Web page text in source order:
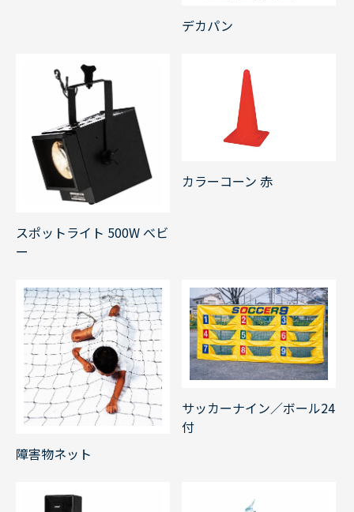
デカパン
スポットライト 500W べビ
ー
カラーコーン 赤
障害物ネット
サッカーナイン／ボール24
付